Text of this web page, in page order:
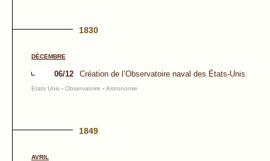
1830
DÉCEMBRE
06/12 Création de l’Observatoire naval des États-Unis.
Etats Unis - Observatoire - Astronomie
1849
AVRIL